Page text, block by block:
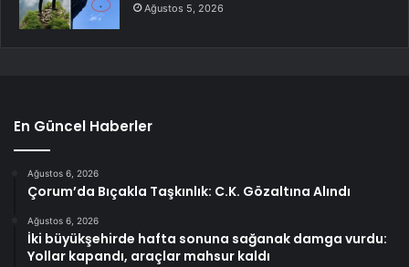
Ağustos 5, 2026
En Güncel Haberler
Ağustos 6, 2026
Çorum’da Bıçakla Taşkınlık: C.K. Gözaltına Alındı
Ağustos 6, 2026
İki büyükşehirde hafta sonuna sağanak damga vurdu:
Yollar kapandı, araçlar mahsur kaldı